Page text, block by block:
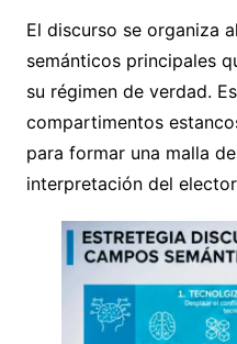
El discurso se organiza
semánticos principales
su régimen de verdad.
compartimentos
para formar una malla
interpretación del